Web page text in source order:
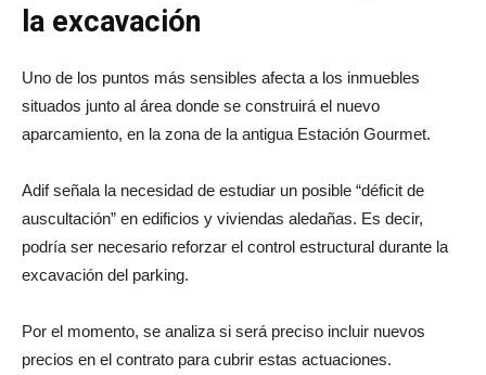
la excavación
Uno de los puntos más sensibles afecta a los inmuebles
situados junto al área donde se construirá el nuevo
aparcamiento, en la zona de la antigua Estación Gourmet.
Adif señala la necesidad de estudiar un posible “déficit de
auscultación” en edificios y viviendas aledañas. Es decir,
podría ser necesario reforzar el control estructural durante la
excavación del parking.
Por el momento, se analiza si será preciso incluir nuevos
precios en el contrato para cubrir estas actuaciones.